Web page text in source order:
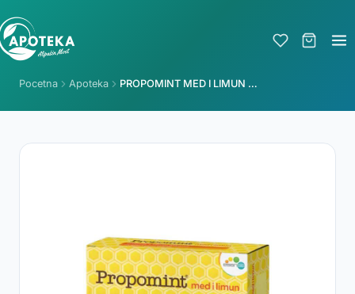
Pocetna Apoteka PROPOMINT MED I LIMUN A 18